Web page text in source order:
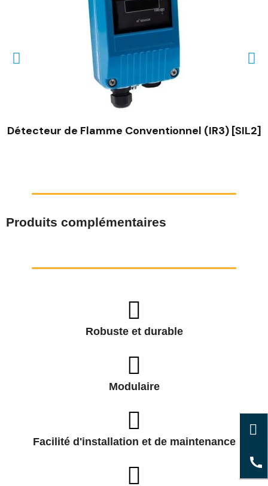
Détecteur de Flamme Conventionnel (IR3) [SIL2]
Produits complémentaires
Robuste et durable
Modulaire
Facilité d'installation et de maintenance